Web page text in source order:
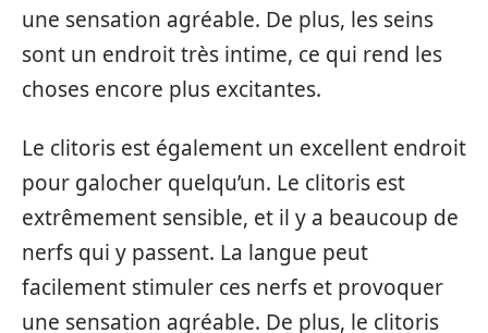
une sensation agréable. De plus, les seins
sont un endroit très intime, ce qui rend les
choses encore plus excitantes.
Le clitoris est également un excellent endroit
pour galocher quelqu’un. Le clitoris est
extrêmement sensible, et il y a beaucoup de
nerfs qui y passent. La langue peut
facilement stimuler ces nerfs et provoquer
une sensation agréable. De plus, le clitoris